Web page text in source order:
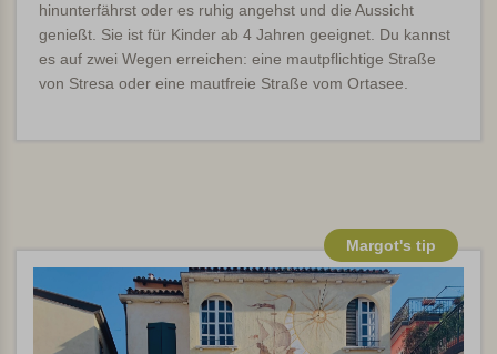
hinunterfährst oder es ruhig angehst und die Aussicht
genießt. Sie ist für Kinder ab 4 Jahren geeignet. Du kannst
es auf zwei Wegen erreichen: eine mautpflichtige Straße
von Stresa oder eine mautfreie Straße vom Ortasee.
Margot's tip